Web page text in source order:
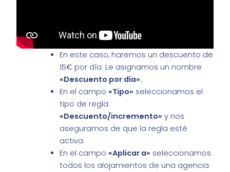
En este caso, haremos un descuento de
15€ por día. Le asignamos un nombre
«Descuento por día».
En el campo «Tipo» seleccionamos el
tipo de regla:
«Descuento/incremento» y nos
aseguramos de que la regla esté
activa.
En el campo «Aplicar a» seleccionamos
todos los alojamientos de una agencia